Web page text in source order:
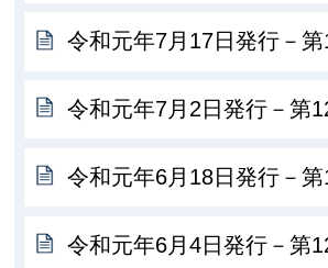
令和元年7月17日発行－第
令和元年7月2日発行－第
令和元年6月18日発行－第
令和元年6月4日発行－第